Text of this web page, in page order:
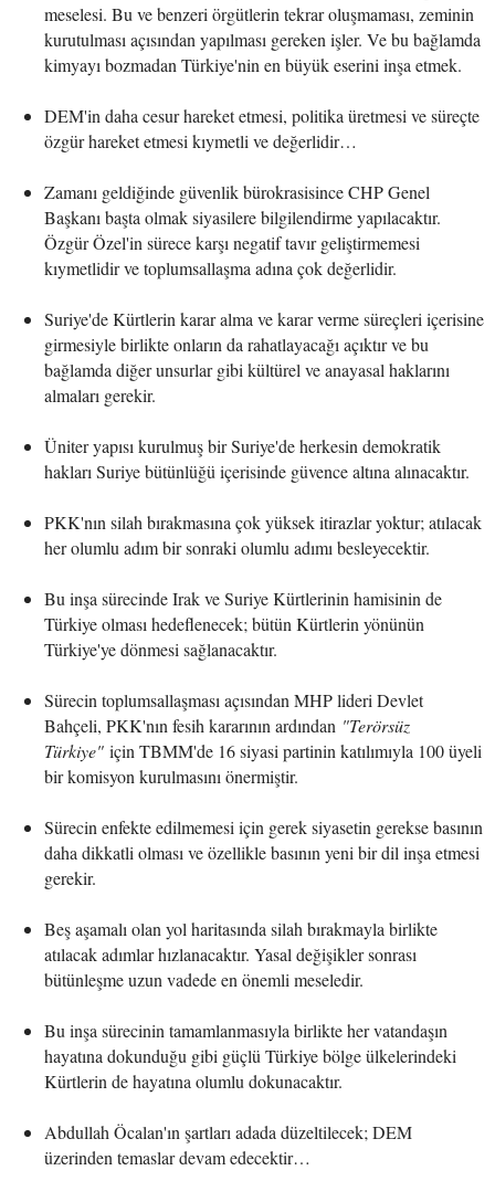
meselesi. Bu ve benzeri örgütlerin tekrar oluşmaması, zeminin
kurutulması açısından yapılması gereken işler. Ve bu bağlamda
kimyayı bozmadan Türkiye'nin en büyük eserini inşa etmek.
DEM'in daha cesur hareket etmesi, politika üretmesi ve süreçte
özgür hareket etmesi kıymetli ve değerlidir…
Zamanı geldiğinde güvenlik bürokrasisince CHP Genel
Başkanı başta olmak siyasilere bilgilendirme yapılacaktır.
Özgür Özel'in sürece karşı negatif tavır geliştirmemesi
kıymetlidir ve toplumsallaşma adına çok değerlidir.
Suriye'de Kürtlerin karar alma ve karar verme süreçleri içerisine
girmesiyle birlikte onların da rahatlayacağı açıktır ve bu
bağlamda diğer unsurlar gibi kültürel ve anayasal haklarını
almaları gerekir.
Üniter yapısı kurulmuş bir Suriye'de herkesin demokratik
hakları Suriye bütünlüğü içerisinde güvence altına alınacaktır.
PKK'nın silah bırakmasına çok yüksek itirazlar yoktur; atılacak
her olumlu adım bir sonraki olumlu adımı besleyecektir.
Bu inşa sürecinde Irak ve Suriye Kürtlerinin hamisinin de
Türkiye olması hedeflenecek; bütün Kürtlerin yönünün
Türkiye'ye dönmesi sağlanacaktır.
Sürecin toplumsallaşması açısından MHP lideri Devlet
Bahçeli, PKK'nın fesih kararının ardından "Terörsüz
Türkiye" için TBMM'de 16 siyasi partinin katılımıyla 100 üyeli
bir komisyon kurulmasını önermiştir.
Sürecin enfekte edilmemesi için gerek siyasetin gerekse basının
daha dikkatli olması ve özellikle basının yeni bir dil inşa etmesi
gerekir.
Beş aşamalı olan yol haritasında silah bırakmayla birlikte
atılacak adımlar hızlanacaktır. Yasal değişikler sonrası
bütünleşme uzun vadede en önemli meseledir.
Bu inşa sürecinin tamamlanmasıyla birlikte her vatandaşın
hayatına dokunduğu gibi güçlü Türkiye bölge ülkelerindeki
Kürtlerin de hayatına olumlu dokunacaktır.
Abdullah Öcalan'ın şartları adada düzeltilecek; DEM
üzerinden temaslar devam edecektir…